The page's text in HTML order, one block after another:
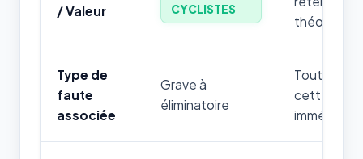
/ Valeur CYCLISTES
théorique.
Type de
faute
associée
Grave à
éliminatoire
Toute
cette